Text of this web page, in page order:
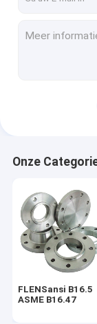
EN 10253
HET T-STUK
Het
Staalpijp GLB
FROGED-
Onze
FLENSansi B16.5
ASME B16.47